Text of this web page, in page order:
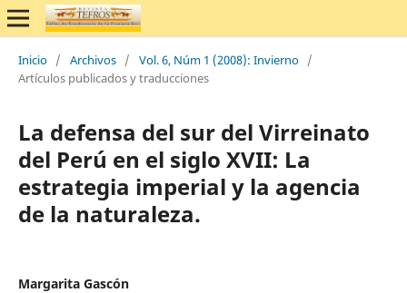
Inicio / Archivos / Vol. 6, Núm 1 (2008): Invierno /
Artículos publicados y traducciones
La defensa del sur del Virreinato
del Perú en el siglo XVII: La
estrategia imperial y la agencia
de la naturaleza.
Margarita Gascón